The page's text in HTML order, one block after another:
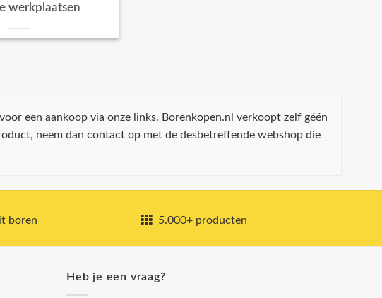
werkplaatsen
een aankoop via onze links. Borenkopen.nl verkoopt zelf géén
neem dan contact op met de desbetreffende webshop die
boren 5.000+ producten
Heb je een vraag?